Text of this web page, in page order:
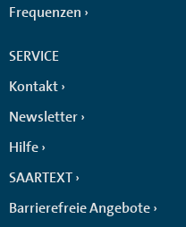
Frequenzen
SERVICE
Kontakt
Newsletter
Hilfe
SAARTEXT
Barrierefreie Angebote